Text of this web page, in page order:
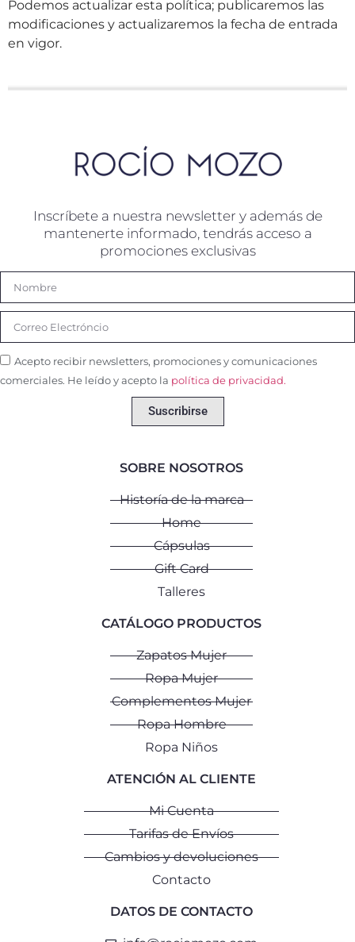
Podemos actualizar esta política; publicaremos las
modificaciones y actualizaremos la fecha de entrada
en vigor.
Inscríbete a nuestra newsletter y además de
mantenerte informado, tendrás acceso a
promociones exclusivas
Acepto recibir newsletters, promociones y comunicaciones
comerciales. He leído y acepto la política de privacidad.
Suscribirse
SOBRE NOSOTROS
Historía de la marca
Home
Cápsulas
Gift Card
Talleres
CATÁLOGO PRODUCTOS
Zapatos Mujer
Ropa Mujer
Complementos Mujer
Ropa Hombre
Ropa Niños
ATENCIÓN AL CLIENTE
Mi Cuenta
Tarifas de Envíos
Cambios y devoluciones
Contacto
DATOS DE CONTACTO